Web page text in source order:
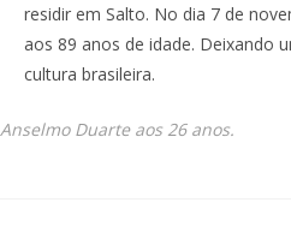
residir em Salto. No dia 7 de
aos 89 anos de idade. Deixando
cultura brasileira.
Anselmo Duarte aos 26 anos.